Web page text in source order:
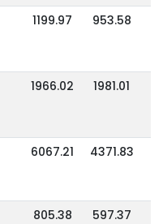
1199.97 953.58
1966.02 1981.01
6067.21 4371.83
805.38 597.37